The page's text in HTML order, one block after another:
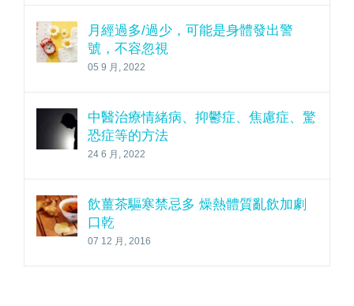
月經過多/過少，可能是身體發出警
號，不容忽視
05 9 月, 2022
中醫治療情緒病、抑鬱症、焦慮症、驚
恐症等的方法
24 6 月, 2022
飲薑茶驅寒禁忌多 燥熱體質亂飲加劇
口乾
07 12 月, 2016